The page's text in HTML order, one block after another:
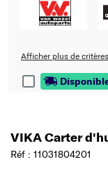
Choix du modèle
Afficher plus de
VIKA Carter
Réf : 11031804201